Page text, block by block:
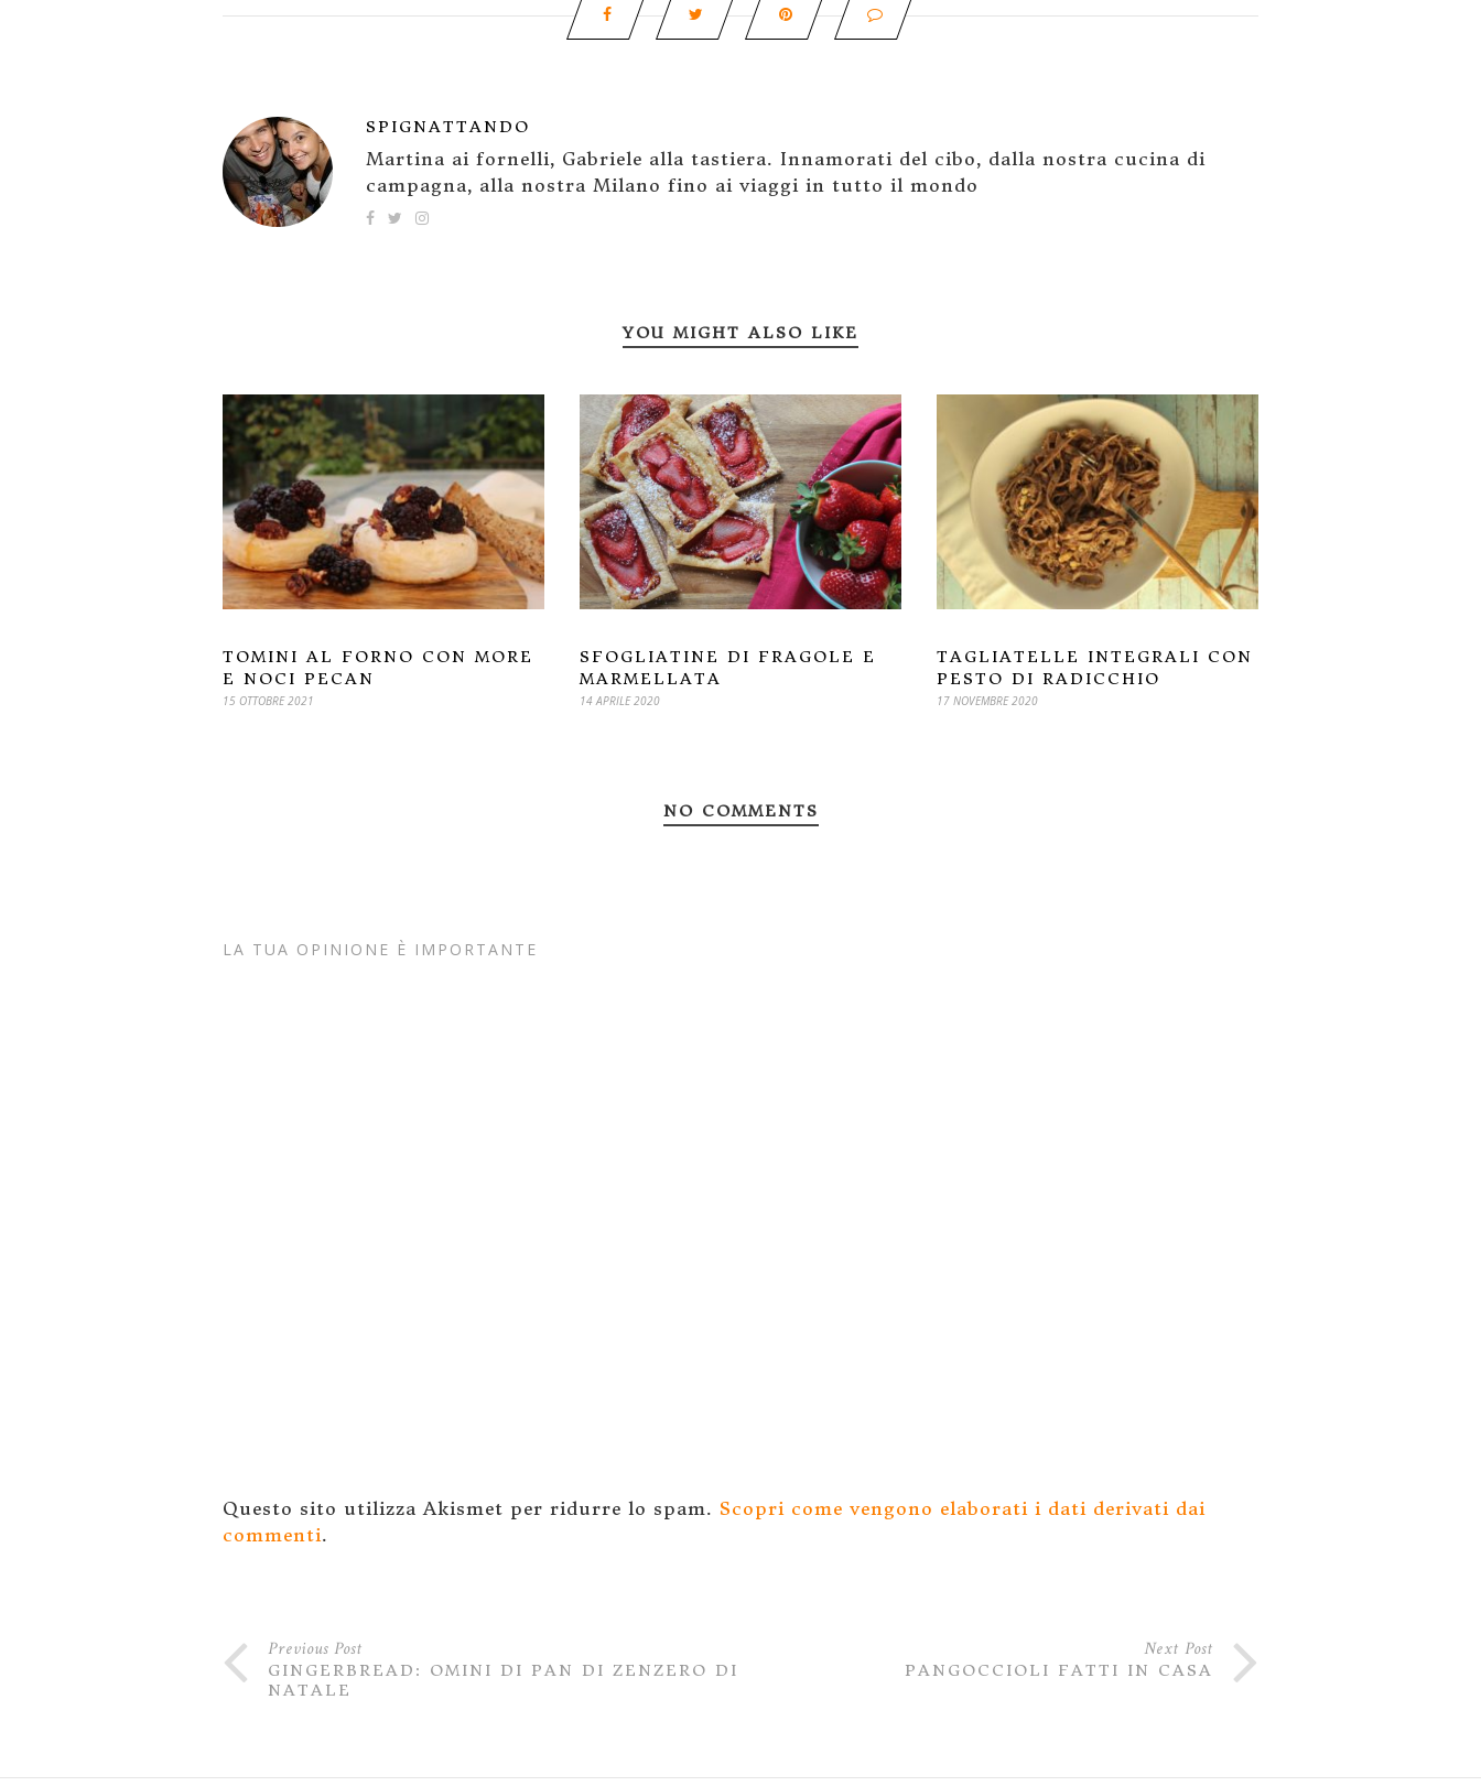
SPIGNATTANDO
Martina ai fornelli, Gabriele alla tastiera. Innamorati del cibo, dalla nostra cucina di
campagna, alla nostra Milano fino ai viaggi in tutto il mondo
YOU MIGHT ALSO LIKE
TOMINI AL FORNO CON MORE
E NOCI PECAN
15 OTTOBRE 2021
SFOGLIATINE DI FRAGOLE E
MARMELLATA
14 APRILE 2020
TAGLIATELLE INTEGRALI CON
PESTO DI RADICCHIO
17 NOVEMBRE 2020
NO COMMENTS
LA TUA OPINIONE È IMPORTANTE
Questo sito utilizza Akismet per ridurre lo spam. Scopri come vengono elaborati i dati derivati dai
commenti.
Previous Post
GINGERBREAD: OMINI DI PAN DI ZENZERO DI
NATALE
Next Post
PANGOCCIOLI FATTI IN CASA